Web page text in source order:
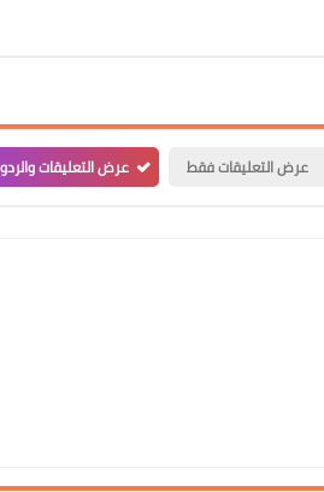
عرض التعليقات فقط عرض التعليقات